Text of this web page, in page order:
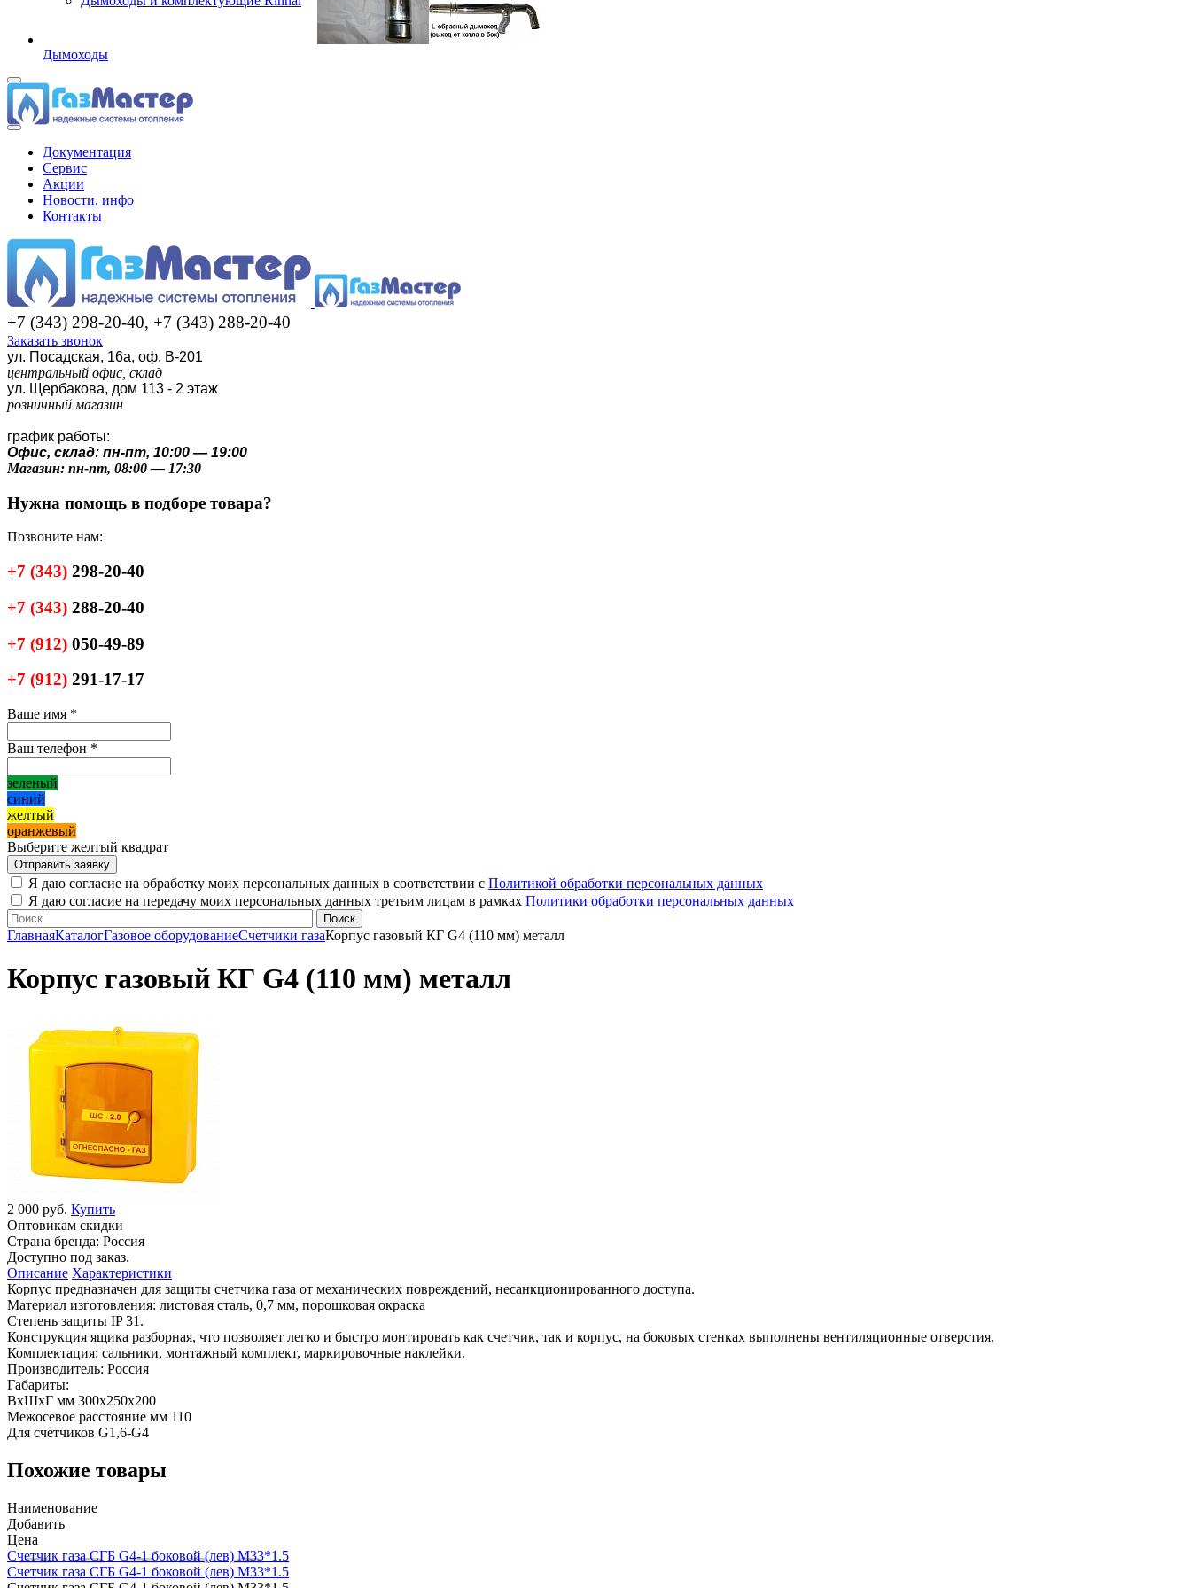
Дымоходы
Документация
Сервис
Акции
Новости, инфо
Контакты
+7 (343) 298-20-40, +7 (343) 288-20-40
Заказать звонок
ул. Посадская, 16а, оф. В-201
центральный офис, склад
ул. Щербакова, дом 113 - 2 этаж
розничный магазин
график работы:
Офис, склад: пн-пт, 10:00 — 19:00
Магазин: пн-пт, 08:00 — 17:30
Нужна помощь в подборе товара?
Позвоните нам:
+7 (343) 298-20-40
+7 (343) 288-20-40
+7 (912) 050-49-89
+7 (912) 291-17-17
Ваше имя *
Ваш телефон *
зеленый
синий
желтый
оранжевый
Выберите желтый квадрат
Я даю согласие на обработку моих персональных данных в соответствии с Политикой обработки персональных данных
Я даю согласие на передачу моих персональных данных третьим лицам в рамках Политики обработки персональных данных
ГлавнаяКаталогГазовое оборудованиеСчетчики газаКорпус газовый КГ G4 (110 мм) металл
Корпус газовый КГ G4 (110 мм) металл
2 000 руб. Купить
Оптовикам скидки
Страна бренда: Россия
Доступно под заказ.
Описание Характеристики
Корпус предназначен для защиты счетчика газа от механических повреждений, несанкционированного доступа.
Материал изготовления: листовая сталь, 0,7 мм, порошковая окраска
Степень защиты IP 31.
Конструкция ящика разборная, что позволяет легко и быстро монтировать как счетчик, так и корпус, на боковых стенках выполнены вентиляционные отверстия.
Комплектация: сальники, монтажный комплект, маркировочные наклейки.
Производитель: Россия
Габариты:
ВхШхГ мм 300х250х200
Межосевое расстояние мм 110
Для счетчиков G1,6-G4
Похожие товары
Наименование
Добавить
Цена
Счетчик газа СГБ G4-1 боковой (лев) М33*1.5
Счетчик газа СГБ G4-1 боковой (лев) М33*1.5